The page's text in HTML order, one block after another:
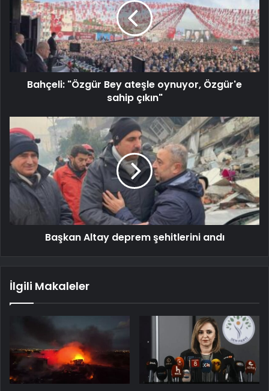
Bahçeli: "Özgür Bey ateşle oynuyor, Özgür'e
sahip çıkın"
Başkan Altay deprem şehitlerini andı
İlgili Makaleler